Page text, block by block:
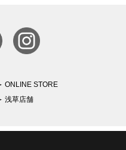
ONLINE STORE
浅草店舗